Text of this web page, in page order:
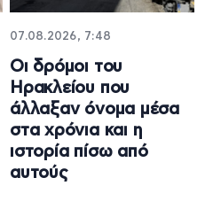
07.08.2026, 7:48
Οι δρόμοι του
Ηρακλείου που
άλλαξαν όνομα μέσα
στα χρόνια και η
ιστορία πίσω από
αυτούς